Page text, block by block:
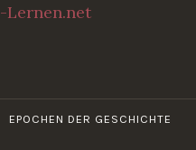
LERNEN.NET
EPOCHEN DER GESCHICHTE